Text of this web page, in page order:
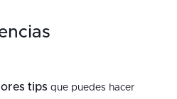
tips que puedes hacer